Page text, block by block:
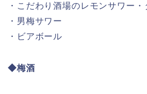
・こだわり酒場のレモンサワー・
・男梅サワー
・ビアボール
◆梅酒